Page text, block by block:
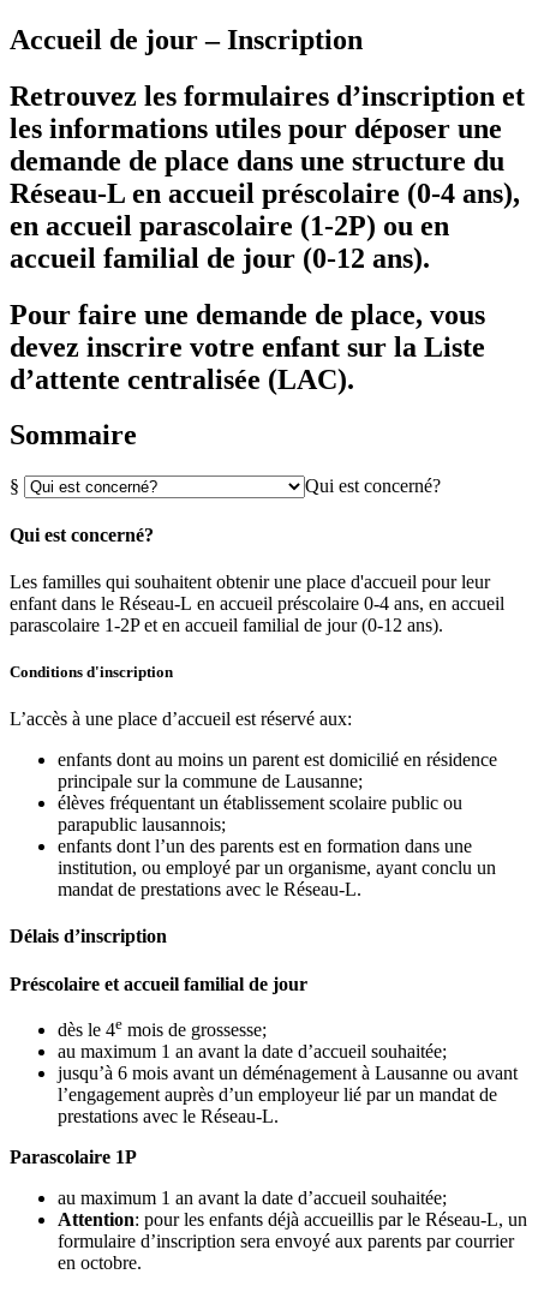
Accueil de jour – Inscription
Retrouvez les formulaires d’inscription et
les informations utiles pour déposer une
demande de place dans une structure du
Réseau-L en accueil préscolaire (0-4 ans),
en accueil parascolaire (1-2P) ou en
accueil familial de jour (0-12 ans).
Pour faire une demande de place, vous
devez inscrire votre enfant sur la Liste
d’attente centralisée (LAC).
Sommaire
§ Qui est concerné?
Qui est concerné?
Les familles qui souhaitent obtenir une place d'accueil pour leur
enfant dans le Réseau-L en accueil préscolaire 0-4 ans, en accueil
parascolaire 1-2P et en accueil familial de jour (0-12 ans).
Conditions d'inscription
L’accès à une place d’accueil est réservé aux:
enfants dont au moins un parent est domicilié en résidence
principale sur la commune de Lausanne;
élèves fréquentant un établissement scolaire public ou
parapublic lausannois;
enfants dont l’un des parents est en formation dans une
institution, ou employé par un organisme, ayant conclu un
mandat de prestations avec le Réseau-L.
Délais d’inscription
Préscolaire et accueil familial de jour
dès le 4e mois de grossesse;
au maximum 1 an avant la date d’accueil souhaitée;
jusqu’à 6 mois avant un déménagement à Lausanne ou avant
l’engagement auprès d’un employeur lié par un mandat de
prestations avec le Réseau-L.
Parascolaire 1P
au maximum 1 an avant la date d’accueil souhaitée;
Attention: pour les enfants déjà accueillis par le Réseau-L, un
formulaire d’inscription sera envoyé aux parents par courrier
en octobre.